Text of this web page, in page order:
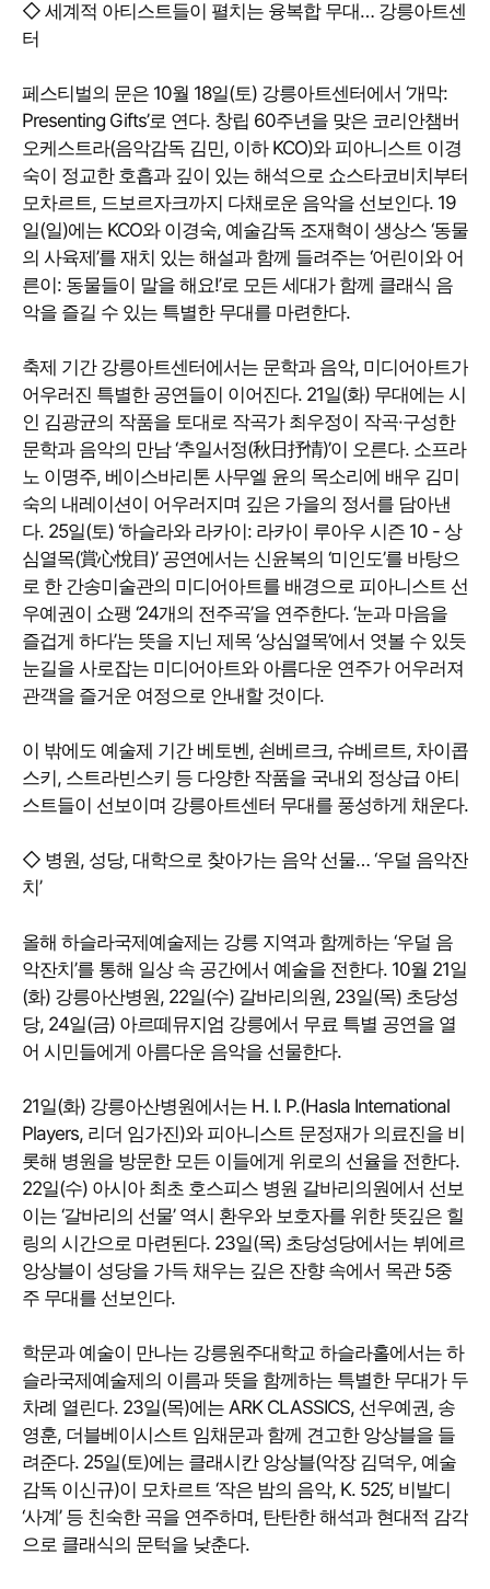
◇ 세계적 아티스트들이 펼치는 융복합 무대… 강릉아트센
터
페스티벌의 문은 10월 18일(토) 강릉아트센터에서 ‘개막:
Presenting Gifts’로 연다. 창립 60주년을 맞은 코리안챔버
오케스트라(음악감독 김민, 이하 KCO)와 피아니스트 이경
숙이 정교한 호흡과 깊이 있는 해석으로 쇼스타코비치부터
모차르트, 드보르자크까지 다채로운 음악을 선보인다. 19
일(일)에는 KCO와 이경숙, 예술감독 조재혁이 생상스 ‘동물
의 사육제’를 재치 있는 해설과 함께 들려주는 ‘어린이와 어
른이: 동물들이 말을 해요!’로 모든 세대가 함께 클래식 음
악을 즐길 수 있는 특별한 무대를 마련한다.
축제 기간 강릉아트센터에서는 문학과 음악, 미디어아트가
어우러진 특별한 공연들이 이어진다. 21일(화) 무대에는 시
인 김광균의 작품을 토대로 작곡가 최우정이 작곡·구성한
문학과 음악의 만남 ‘추일서정(秋日抒情)’이 오른다. 소프라
노 이명주, 베이스바리톤 사무엘 윤의 목소리에 배우 김미
숙의 내레이션이 어우러지며 깊은 가을의 정서를 담아낸
다. 25일(토) ‘하슬라와 라카이: 라카이 루아우 시즌 10 - 상
심열목(賞心悅目)’ 공연에서는 신윤복의 ‘미인도’를 바탕으
로 한 간송미술관의 미디어아트를 배경으로 피아니스트 선
우예권이 쇼팽 ‘24개의 전주곡’을 연주한다. ‘눈과 마음을
즐겁게 하다’는 뜻을 지닌 제목 ‘상심열목’에서 엿볼 수 있듯
눈길을 사로잡는 미디어아트와 아름다운 연주가 어우러져
관객을 즐거운 여정으로 안내할 것이다.
이 밖에도 예술제 기간 베토벤, 쇤베르크, 슈베르트, 차이콥
스키, 스트라빈스키 등 다양한 작품을 국내외 정상급 아티
스트들이 선보이며 강릉아트센터 무대를 풍성하게 채운다.
◇ 병원, 성당, 대학으로 찾아가는 음악 선물… ‘우덜 음악잔
치’
올해 하슬라국제예술제는 강릉 지역과 함께하는 ‘우덜 음
악잔치’를 통해 일상 속 공간에서 예술을 전한다. 10월 21일
(화) 강릉아산병원, 22일(수) 갈바리의원, 23일(목) 초당성
당, 24일(금) 아르떼뮤지엄 강릉에서 무료 특별 공연을 열
어 시민들에게 아름다운 음악을 선물한다.
21일(화) 강릉아산병원에서는 H. I. P.(Hasla International
Players, 리더 임가진)와 피아니스트 문정재가 의료진을 비
롯해 병원을 방문한 모든 이들에게 위로의 선율을 전한다.
22일(수) 아시아 최초 호스피스 병원 갈바리의원에서 선보
이는 ‘갈바리의 선물’ 역시 환우와 보호자를 위한 뜻깊은 힐
링의 시간으로 마련된다. 23일(목) 초당성당에서는 뷔에르
앙상블이 성당을 가득 채우는 깊은 잔향 속에서 목관 5중
주 무대를 선보인다.
학문과 예술이 만나는 강릉원주대학교 하슬라홀에서는 하
슬라국제예술제의 이름과 뜻을 함께하는 특별한 무대가 두
차례 열린다. 23일(목)에는 ARK CLASSICS, 선우예권, 송
영훈, 더블베이시스트 임채문과 함께 견고한 앙상블을 들
려준다. 25일(토)에는 클래시칸 앙상블(악장 김덕우, 예술
감독 이신규)이 모차르트 ‘작은 밤의 음악, K. 525’, 비발디
‘사계’ 등 친숙한 곡을 연주하며, 탄탄한 해석과 현대적 감각
으로 클래식의 문턱을 낮춘다.